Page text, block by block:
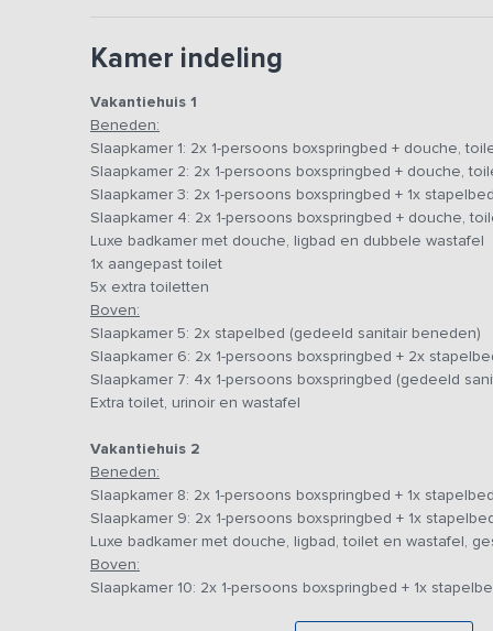
verblijfsruimte met prachtige houten balken, vloeren en
luxe fauteuils om heerlijk ontspannen tv te kijken op het
spe(e)lhuis, waar je een pokertafel, sjoelbak,
voetbalspel/tafeltennis/snooker-tafel vindt! Via
buitenterras dat de huiskamer vergroot. Hier kun je
sportief potje darts. In de twee aangrenzende riante
inductie fornuis, hete lucht-magnetron, koelkast,
je verblijf wel heel comfortabel te maken! Heb je geen
restaurant, waar je als vakantiegast van harte welkom
Je beschikt over 10 slaapkamers, waarvan enkele
badkamers met ligbad, douche en wastafel. De
één is voorzien van wasmachine en droger. De
boxspringbedden, waardoor een goede nachtrust
eigen douche, toilet en wastafel en er is een
bevinden zich twee vierpersoonskamers en twee grote
met kinderen. De slaapkamers zijn voorzien van luxe
toiletruimte met urinoir en wastafel op deze
Ook het buitengebeuren zal je verrassen, er is een
de zomer een veilige trampoline, waar de kinderen zich
warme zonnestralen en het prachtige uitzicht op de
Kamer indeling
Vakantiehuis 1
Beneden:
Slaapkamer 1: 2x 1-persoons boxspringbed + douche,
Slaapkamer 2: 2x 1-persoons boxspringbed + douche,
Slaapkamer 3: 2x 1-persoons boxspringbed + 1x
Slaapkamer 4: 2x 1-persoons boxspringbed + douche,
Luxe badkamer met douche, ligbad en dubbele wastafel
1x aangepast toilet
5x extra toiletten
Boven:
Slaapkamer 5: 2x stapelbed (gedeeld sanitair beneden)
Slaapkamer 6: 2x 1-persoons boxspringbed + 2x
Slaapkamer 7: 4x 1-persoons boxspringbed (gedeeld
Extra toilet, urinoir en wastafel
Vakantiehuis 2
Beneden:
Slaapkamer 8: 2x 1-persoons boxspringbed + 1x
Slaapkamer 9: 2x 1-persoons boxspringbed + 1x
Luxe badkamer met douche, ligbad, toilet en wastafel,
Boven:
Slaapkamer 10: 2x 1-persoons boxspringbed + 1x